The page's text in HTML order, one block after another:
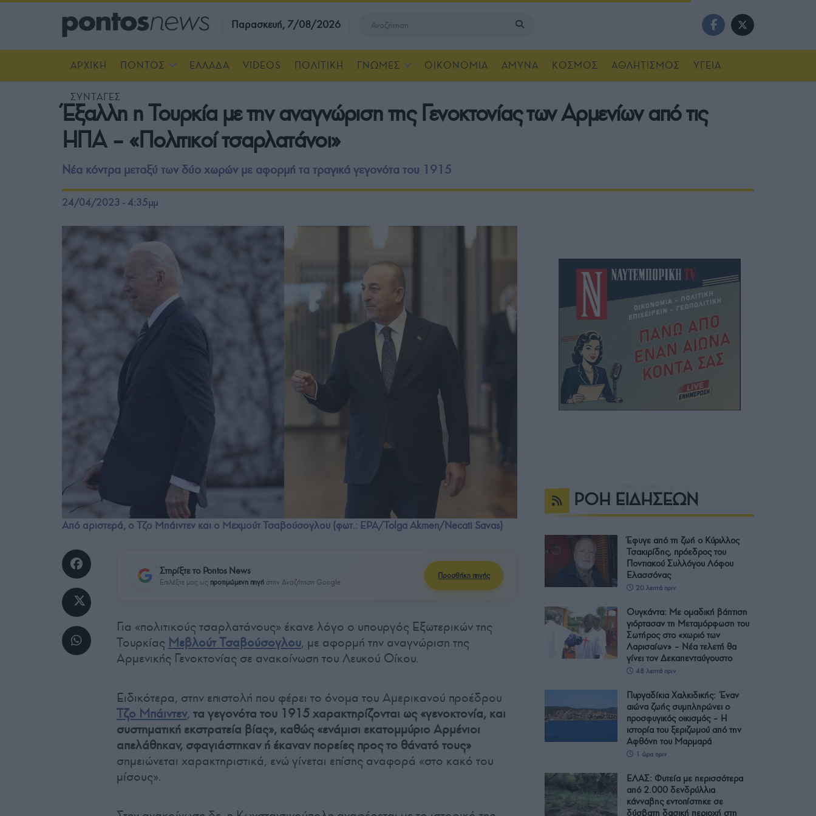
Παρασκευή, 7/08/2026
ΑΡΧΙΚΗ ΠΟΝΤΟΣ ΕΛΛΑΔΑ VIDEOS ΠΟΛΙΤΙΚΗ ΓΝΩΜΕΣ ΟΙΚΟΝΟΜΙΑ ΑΜΥΝΑ ΚΟΣΜΟΣ ΑΘΛΗΤΙΣΜΟΣ ΥΓΕΙΑ
ΣΥΝΤΑΓΕΣ
Έξαλλη η Τουρκία με την αναγνώριση της Γενοκτονίας των Αρμενίων από τις
ΗΠΑ – «Πολιτικοί τσαρλατάνοι»
Νέα κόντρα μεταξύ των δύο χωρών με αφορμή τα τραγικά γεγονότα του 1915
24/04/2023 - 4:35μμ
Από αριστερά, ο Τζο Μπάιντεν και ο Μεχμούτ Τσαβούσογλου (φωτ.: EPA/Tolga Akmen/Necati Savas)
Στηρίξτε το Pontos News
Επιλέξτε μας ως προτιμώμενη πηγή στην Αναζήτηση Google
Προσθήκη πηγής
Για «πολιτικούς τσαρλατάνους» έκανε λόγο ο υπουργός Εξωτερικών της
Τουρκίας Μεβλούτ Τσαβούσογλου, με αφορμή την αναγνώριση της
Αρμενικής Γενοκτονίας σε ανακοίνωση του Λευκού Οίκου.
Ειδικότερα, στην επιστολή που φέρει το όνομα του Αμερικανού προέδρου
Τζο Μπάιντεν, τα γεγονότα του 1915 χαρακτηρίζονται ως «γενοκτονία, και
συστηματική εκστρατεία βίας», καθώς «ενάμισι εκατομμύριο Αρμένιοι
απελάθηκαν, σφαγιάστηκαν ή έκαναν πορείες προς το θάνατό τους»
σημειώνεται χαρακτηριστικά, ενώ γίνεται επίσης αναφορά «στο κακό του
μίσους».
ΡΟΗ ΕΙΔΗΣΕΩΝ
Έφυγε από τη ζωή ο Κύριλλος
Τσακιρίδης, πρόεδρος του
Ποντιακού Συλλόγου Λόφου
Ελασσόνας
20 λεπτά πριν
Ουγκάντα: Με ομαδική βάπτιση
γιόρτασαν τη Μεταμόρφωση του
Σωτήρος στο «χωριό των
Λαρισαίων» – Νέα τελετή θα
γίνει τον Δεκαπενταύγουστο
48 λεπτά πριν
Πυργαδίκια Χαλκιδικής: Έναν
αιώνα ζωής συμπληρώνει ο
προσφυγικός οικισμός – Η
ιστορία του ξεριζωμού από την
Αφθόνη του Μαρμαρά
1 ώρα πριν
ΕΛΑΣ: Φυτεία με περισσότερα
από 2.000 δενδρύλλια
κάνναβης εντοπίστηκε σε
δύσβατη δασική περιοχή στη